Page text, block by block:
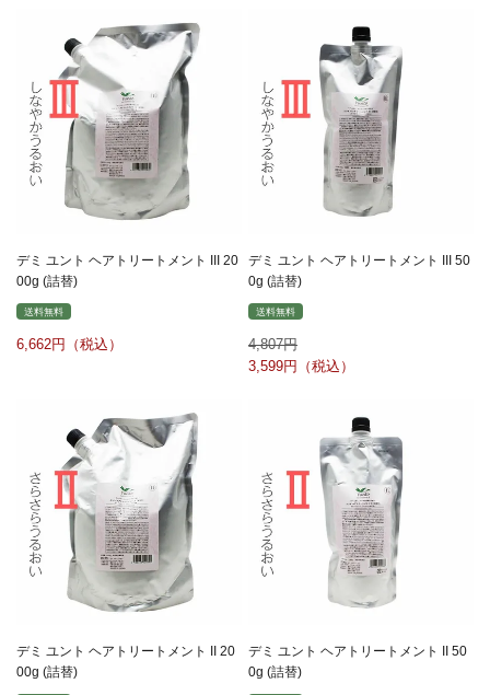
デミ ユント ヘアトリートメント III 20
00g (詰替)
送料無料
6,662
デミ ユント ヘアトリートメント III 50
0g (詰替)
送料無料
4,807
3,599
デミ ユント ヘアトリートメント II 20
00g (詰替)
デミ ユント ヘアトリートメント II 50
0g (詰替)